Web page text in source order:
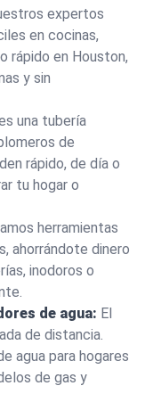
expertos
en cocinas,
rápido en Houston,
y sin
una tubería
de
rápido, de día o
tu hogar o
herramientas
ahorrándote dinero
inodoros o
de agua: El
de distancia.
agua para hogares
de gas y